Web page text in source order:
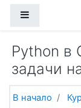
Боковая
Python
задачи
В начало